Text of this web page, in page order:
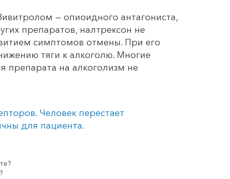
— опиоидного антагониста,
препаратов, налтрексон не
симптомов отмены. При его
тяги к алкоголю. Многие
препарата на алкоголизм не
Человек перестает
для пациента.